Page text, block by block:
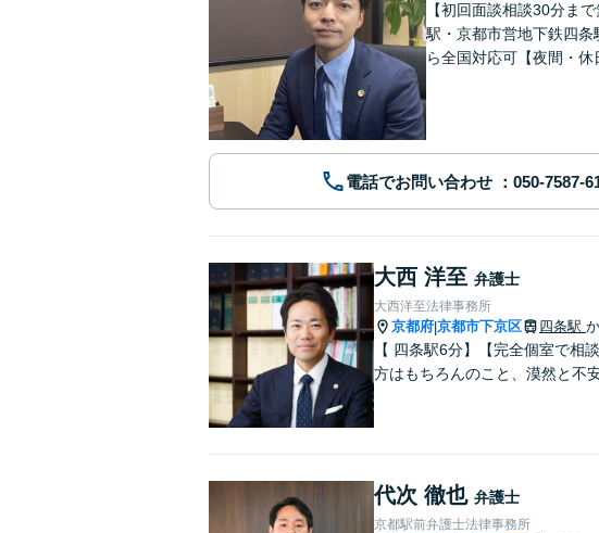
【初回面談相談30分ま
駅・京都市営地下鉄四
ら全国対応可【夜間・休
電話でお問い合わせ
大西 洋至 弁護士
大西洋至法律事務所
京都府|京都市下京区 四条駅
【 四条駅6分】【完全個室で相
方はもちろんのこと、漠然と不
代次 徹也 弁護士
京都駅前弁護士法律事務所